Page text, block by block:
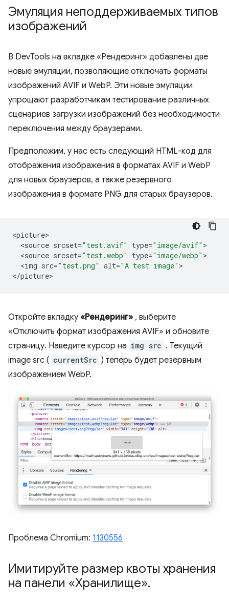
Эмуляция неподдерживаемых типов
изображений
В DevTools на вкладке «Рендеринг» добавлены две
новые эмуляции, позволяющие отключать форматы
изображений AVIF и WebP. Эти новые эмуляции
упрощают разработчикам тестирование различных
сценариев загрузки изображений без необходимости
переключения между браузерами.
Предположим, у нас есть следующий HTML-код для
отображения изображения в форматах AVIF и WebP
для новых браузеров, а также резервного
изображения в формате PNG для старых браузеров.
<picture
<source srcset="test.avif" type="image/avif"
<source srcset="test.webp" type="image/webp"
<img src="test.png" alt="A test image" >
</picture
Откройте вкладку «Рендеринг» , выберите
«Отключить формат изображения AVIF» и обновите
страницу. Наведите курсор на img src . Текущий
image src ( currentSrc ) теперь будет резервным
изображением WebP.
Проблема Chromium: 1130556
Имитируйте размер квоты хранения
на панели «Хранилище».